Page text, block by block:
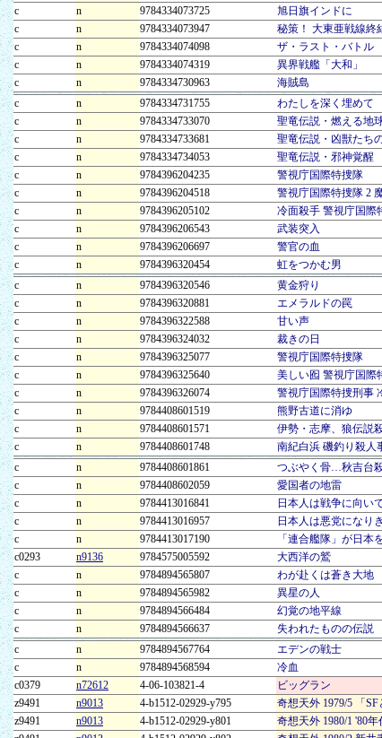
c
n 9784334073725 旭日旗インドに
c
n 9784334073947 秘策！ 大東亜戦線終
c
n 9784334074098 ザ・ラスト・バトル
c
n 9784334074319 異界戦艦「大和」
c
n 9784334730963 海賊島
c
n 9784334731755 わたしを深く埋めて
c
n 9784334733070 聖竜伝説・燃える地
c
n 9784334733681 聖竜伝説・凶獣たち
c
n 9784334734053 聖竜伝説・邪神覚醒
c
n 9784396204235 警視庁国際特捜隊
c
n 9784396204518 警視庁国際特捜隊 2
c
n 9784396205102 冷面殺手 警視庁国際
c
n 9784396206543 武装突入
c
n 9784396206697 警官の血
c
n 9784396320454 虹をつかむ男
c
n 9784396320546 黄金狩り
c
n 9784396320881 エメラルドの罠
c
n 9784396322588 甘い声
c
n 9784396324032 裁きの日
c
n 9784396325077 警視庁国際特捜隊
c
n 9784396325640 美しい囮 警視庁国際
c
n 9784396326074 警視庁国際特捜刑事
c
n 9784408601519 熊野古道に消ゆ
c
n 9784408601571 伊勢・志摩、狼伝説
c
n 9784408601748 南紀白浜 磯釣り殺人
c
n 9784408601861 つぶやく骨…秋吉台
c
n 9784408602059 愛国者の地雷
c
n 9784413016841 日本人は戦争に向い
c
n 9784413016957 日本人は悪党になり
c
n 9784413017190 「連合艦隊」が日本
c0293
n9136 9784575005592 大西洋の鷲
c
n 9784894565807 わが赴くは蒼き大地
c
n 9784894565982 異星の人
c
n 9784894566484 幻覚の地平線
c
n 9784894566637 失われたものの伝説
c
n 9784894567764 エデンの戦士
c
n 9784894568594 冷血
c0379
n72612 4-06-103821-4 ビッグラン
z9491
n9013 4-b1512-02929-y795 奇想天外 1979/5 「
z9491
n9013 4-b1512-02929-y801 奇想天外 1980/1 '80